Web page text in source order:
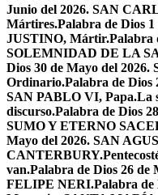
Junio del 2026. SAN
Mártires.Palabra de Dios
JUSTINO, Mártir.Palabra
SOLEMNIDAD DE LA
Dios 30 de Mayo del
Ordinario.Palabra de Dios
SAN PABLO VI, Papa.La
discurso.Palabra de Dios
SUMO Y ETERNO
Mayo del 2026. SAN
CANTERBURY.
van.Palabra de Dios 26 de
FELIPE NERI.Palabra de